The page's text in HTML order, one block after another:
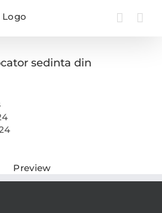
sedinta din
Preview